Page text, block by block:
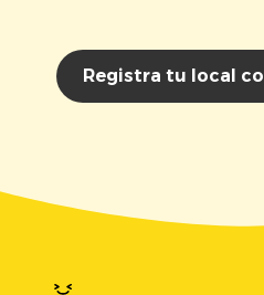
Registra tu local